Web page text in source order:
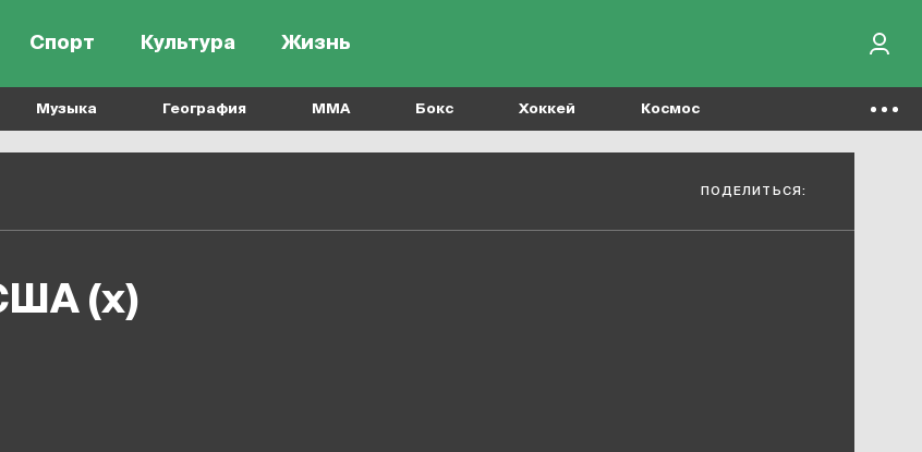
Спорт Культура Жизнь
Музыка География MMA Бокс Хоккей Космос
ПОДЕЛИТЬСЯ:
США (х)